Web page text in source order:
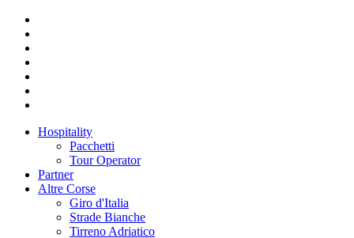
Hospitality
Pacchetti
Tour Operator
Partner
Altre Corse
Giro d'Italia
Strade Bianche
Tirreno Adriatico